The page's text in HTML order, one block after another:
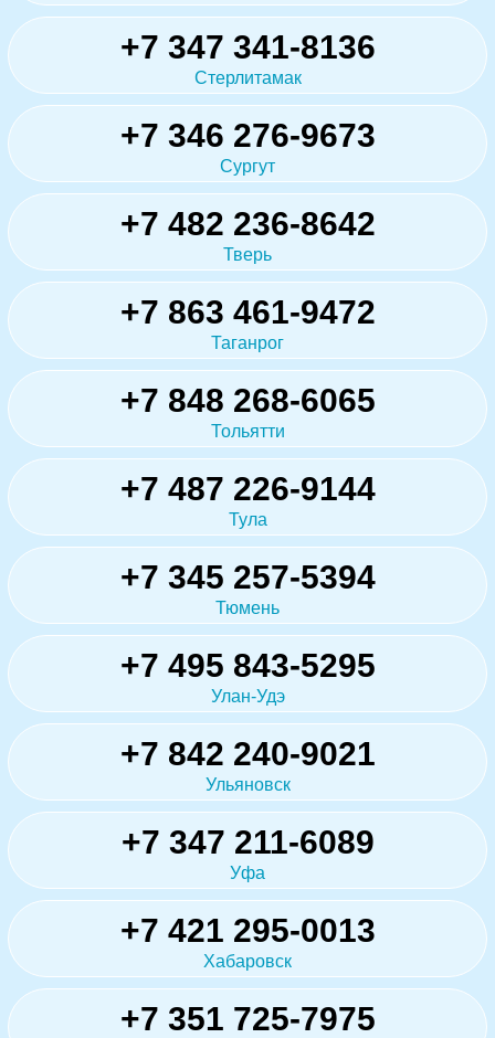
+7 347 341-8136
Стерлитамак
+7 346 276-9673
Сургут
+7 482 236-8642
Тверь
+7 863 461-9472
Таганрог
+7 848 268-6065
Тольятти
+7 487 226-9144
Тула
+7 345 257-5394
Тюмень
+7 495 843-5295
Улан-Удэ
+7 842 240-9021
Ульяновск
+7 347 211-6089
Уфа
+7 421 295-0013
Хабаровск
+7 351 725-7975